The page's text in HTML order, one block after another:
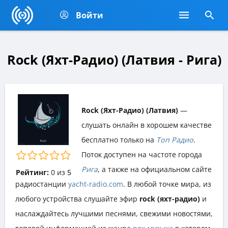
Войти
Rock (Яхт-Радио) (Латвия - Рига)
Рейтинг: 0из 5
Rock (Яхт-Радио) (Латвия) —
слушать онлайн в хорошем качестве
бесплатно только на Топ Радио.
Поток доступен на частоте города
Рига, а также на официальном сайте
радиостанции yacht-radio.com. В любой точке мира, из
любого устройства слушайте эфир rock (яхт-радио) и
наслаждайтесь лучшими песнями, свежими новостями,